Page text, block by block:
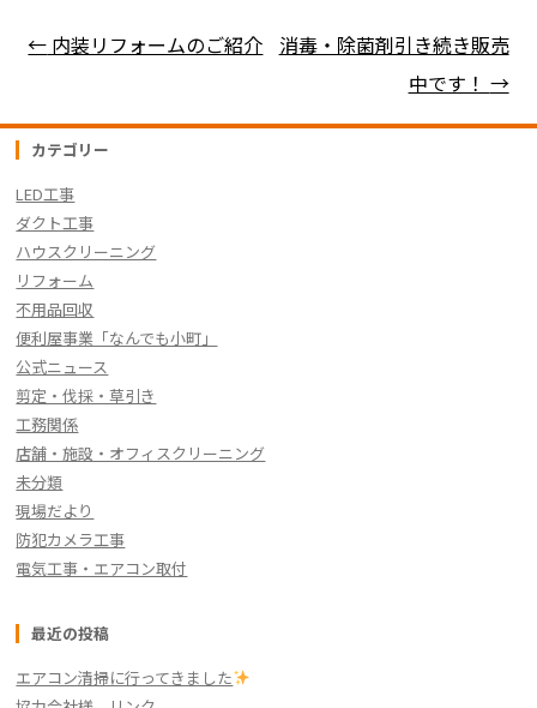
b
o
k
a Li
n
投稿ナビゲーション
← 内装リフォームのご紹介
消毒・除菌剤引き続き販売
中です！ →
カテゴリー
LED工事
ダクト工事
ハウスクリーニング
リフォーム
不用品回収
便利屋事業「なんでも小町」
公式ニュース
剪定・伐採・草引き
工務関係
店舗・施設・オフィスクリーニング
未分類
現場だより
防犯カメラ工事
電気工事・エアコン取付
最近の投稿
エアコン清掃に行ってきました